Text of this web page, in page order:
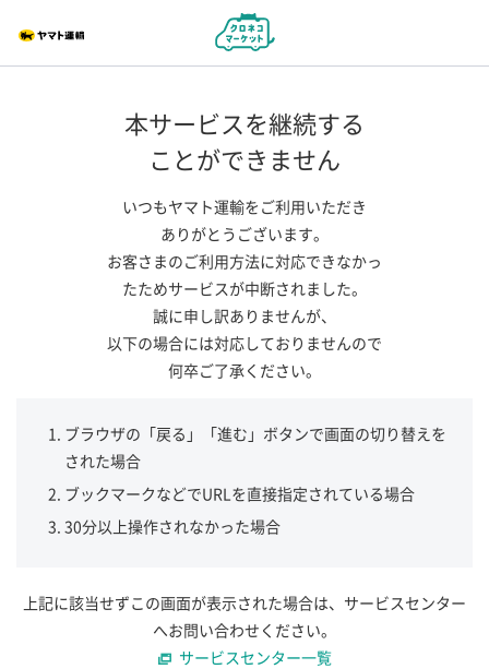
本サービスを継続する
ことができません
いつもヤマト運輸をご利用いただき
ありがとうございます。
お客さまのご利用方法に対応できなかっ
たためサービスが中断されました。
誠に申し訳ありませんが、
以下の場合には対応しておりませんので
何卒ご了承ください。
ブラウザの「戻る」「進む」ボタンで画面の切り替えを
された場合
ブックマークなどでURLを直接指定されている場合
30分以上操作されなかった場合
上記に該当せずこの画面が表示された場合は、サービスセンター
へお問い合わせください。
サービスセンター一覧